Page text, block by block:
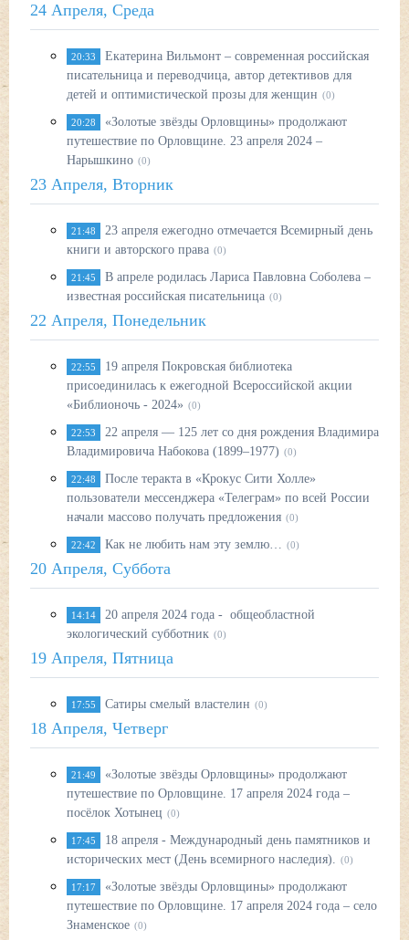
24 Апреля, Среда
20:33
Екатерина Вильмонт – современная российская
писательница и переводчица, автор детективов для
детей и оптимистической прозы для женщин (0)
20:28
«Золотые звёзды Орловщины» продолжают
путешествие по Орловщине. 23 апреля 2024 –
Нарышкино (0)
23 Апреля, Вторник
21:48
23 апреля ежегодно отмечается Всемирный день
книги и авторского права (0)
21:45
В апреле родилась Лариса Павловна Соболева –
известная российская писательница (0)
22 Апреля, Понедельник
22:55
19 апреля Покровская библиотека
присоединилась к ежегодной Всероссийской акции
«Библионочь - 2024» (0)
22:53
22 апреля — 125 лет со дня рождения Владимира
Владимировича Набокова (1899–1977) (0)
22:48
После теракта в «Крокус Сити Холле»
пользователи мессенджера «Телеграм» по всей России
начали массово получать предложения (0)
22:42 Как не любить нам эту землю… (0)
20 Апреля, Суббота
14:14
20 апреля 2024 года - общеобластной
экологический субботник (0)
19 Апреля, Пятница
17:55 Сатиры смелый властелин (0)
18 Апреля, Четверг
21:49
«Золотые звёзды Орловщины» продолжают
путешествие по Орловщине. 17 апреля 2024 года –
посёлок Хотынец (0)
17:45
18 апреля - Международный день памятников и
исторических мест (День всемирного наследия). (0)
17:17
«Золотые звёзды Орловщины» продолжают
путешествие по Орловщине. 17 апреля 2024 года – село
Знаменское (0)